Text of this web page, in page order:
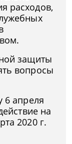
расходов,
защиты
вопросы
6 апреля
на
2020 г.